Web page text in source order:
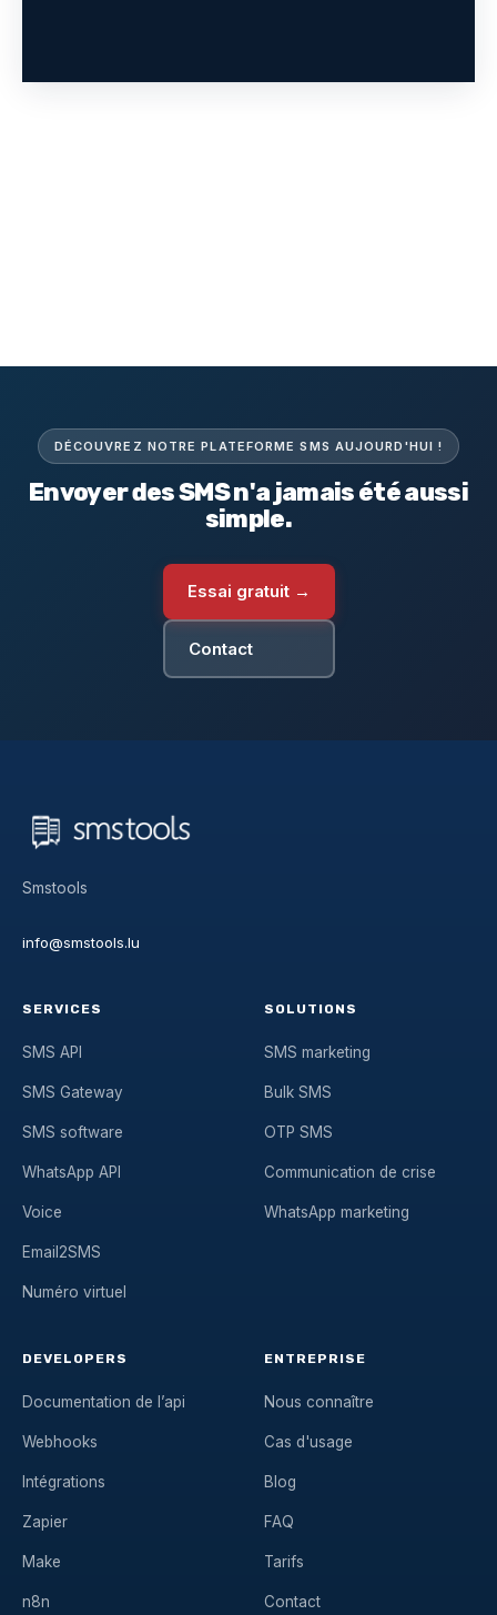
DÉCOUVREZ NOTRE PLATEFORME SMS AUJOURD'HUI !
Envoyer des SMS n'a jamais été aussi
simple.
Essai gratuit →
Contact
Smstools
info@smstools.lu
SERVICES
SMS API
SMS Gateway
SMS software
WhatsApp API
Voice
Email2SMS
Numéro virtuel
SOLUTIONS
SMS marketing
Bulk SMS
OTP SMS
Communication de crise
WhatsApp marketing
DEVELOPERS
Documentation de l’api
Webhooks
Intégrations
Zapier
Make
n8n
ENTREPRISE
Nous connaître
Cas d'usage
Blog
FAQ
Tarifs
Contact